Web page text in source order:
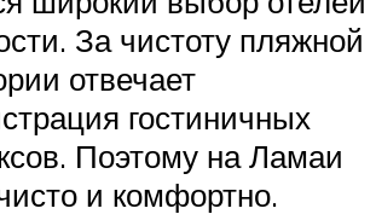
За чистоту пляжной
отвечает
гостиничных
Поэтому на Ламаи
и комфортно.